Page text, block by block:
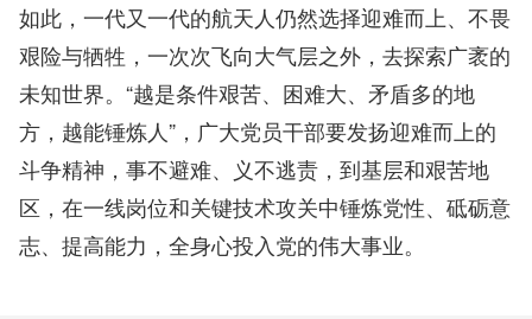
如此，一代又一代的航天人仍然选择迎难而上、不畏
艰险与牺牲，一次次飞向大气层之外，去探索广袤的
未知世界。“越是条件艰苦、困难大、矛盾多的地
方，越能锤炼人”，广大党员干部要发扬迎难而上的
斗争精神，事不避难、义不逃责，到基层和艰苦地
区，在一线岗位和关键技术攻关中锤炼党性、砥砺意
志、提高能力，全身心投入党的伟大事业。